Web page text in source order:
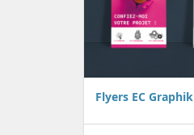
Flyers EC Graphik